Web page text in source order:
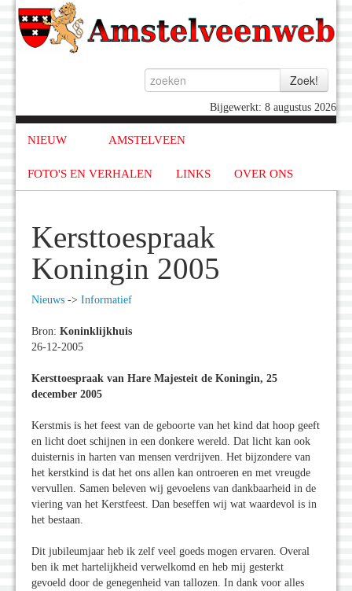
Bijgewerkt: 8 augustus 2026
NIEUW AMSTELVEEN
FOTO'S EN VERHALEN LINKS OVER ONS
Kersttoespraak
Koningin 2005
Nieuws -> Informatief
Bron: Koninklijkhuis
26-12-2005
Kersttoespraak van Hare Majesteit de Koningin, 25
december 2005
Kerstmis is het feest van de geboorte van het kind dat hoop geeft
en licht doet schijnen in een donkere wereld. Dat licht kan ook
duisternis in harten van mensen verdrijven. Het bijzondere van
het kerstkind is dat het ons allen kan ontroeren en met vreugde
vervullen. Samen beleven wij gevoelens van dankbaarheid in de
viering van het Kerstfeest. Dan beseffen wij wat waardevol is in
het bestaan.
Dit jubileumjaar heb ik zelf veel goeds mogen ervaren. Overal
ben ik met hartelijkheid verwelkomd en heb mij gesterkt
gevoeld door de genegenheid van tallozen. In dank voor alles